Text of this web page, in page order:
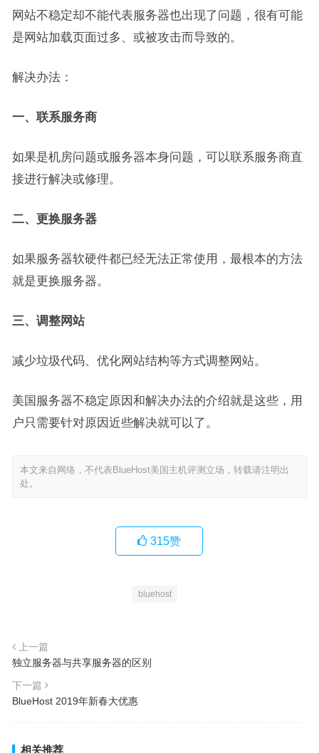
网站不稳定却不能代表服务器也出现了问题，很有可能
是网站加载页面过多、或被攻击而导致的。
解决办法：
一、联系服务商
如果是机房问题或服务器本身问题，可以联系服务商直
接进行解决或修理。
二、更换服务器
如果服务器软硬件都已经无法正常使用，最根本的方法
就是更换服务器。
三、调整网站
减少垃圾代码、优化网站结构等方式调整网站。
美国服务器不稳定原因和解决办法的介绍就是这些，用
户只需要针对原因近些解决就可以了。
本文来自网络，不代表BlueHost美国主机评测立场，转载请注明出
处。
315赞
bluehost
上一篇
独立服务器与共享服务器的区别
下一篇
BlueHost 2019年新春大优惠
相关推荐